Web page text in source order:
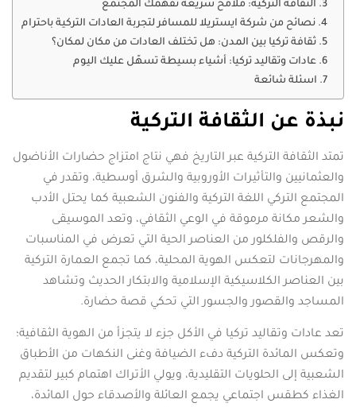
الثقافة التركية: ملامح سريعة تفهمك المجتمع
نصائح من شركة ايستريلا للمسافر لتجربة العادات التركية باحترام
ثقافة تركيا بين المدن: هل تختلف العادات من مكان لمكان؟
عادات وتقاليد تركيا: أشياء بسيطة تسهّل عليك اليوم
اسئلة شائعة
نبذة عن الثقافة التركية
تمتد الثقافة التركية عبر التاريخ فهي نتاج امتزاج حضارات الأناضول
والعثمانيين والتأثيرات الأوروبية والشرق أوسطية، وتقدر في
المجتمع التركي اللغة التركية والفنون الشعبية كما يحتل الأدب
والشعر مكانة مرموقة في الوعي الثقافي، وتعد الموسيقى
والرقص والفلكلور من العناصر الحية التي تعرض في المناسبات
والمهرجانات لتعكس الهوية المحلية، كما تجمع العمارة التركية
بين العناصر الكلاسيكية الإسلامية والابتكار الحديث وتشاهد
المساجد والقصور والجسور التي تحكي قصة حضارة.
تعد عادات وتقاليد تركيا في الأكل جزء لا يتجزأ من الهوية الثقافية؛
وتعكس المائدة التركية دفء الضيافة وغنى النكهات من الأطباق
الشعبية إلى الحلويات التقليدية، ويولي الأتراك اهتمام كبير لتقديم
الغذاء كطقس اجتماعي يجمع العائلة والأصدقاء حول المائدة،